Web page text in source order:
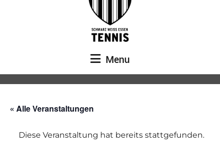
Menu
« Alle Veranstaltungen
Diese Veranstaltung hat bereits stattgefunden.